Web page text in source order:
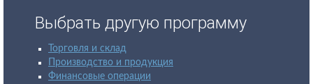
Выбрать другую программу
Торговля и склад
Производство и продукция
Финансовые операции